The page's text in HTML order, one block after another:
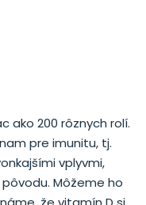
ako 200 rôznych rolí.
pre imunitu, tj.
vplyvmi,
Môžeme ho